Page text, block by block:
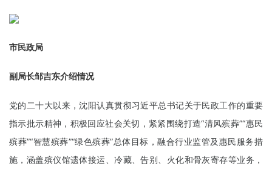
市民政局
副局长邹吉东介绍情况
党的二十大以来，沈阳认真贯彻习近平总书记关于民政工作的重要
指示批示精神，积极回应社会关切，紧紧围绕打造“清风殡葬”“惠民
殡葬”“智慧殡葬”“绿色殡葬”总体目标，融合行业监管及惠民服务措
施，涵盖殡仪馆遗体接运、冷藏、告别、火化和骨灰寄存等业务，